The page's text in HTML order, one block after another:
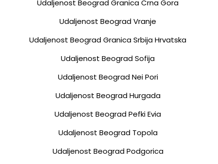
Udaljenost Beograd Granica Crna Gora
Udaljenost Beograd Vranje
Udaljenost Beograd Granica Srbija Hrvatska
Udaljenost Beograd Sofija
Udaljenost Beograd Nei Pori
Udaljenost Beograd Hurgada
Udaljenost Beograd Pefki Evia
Udaljenost Beograd Topola
Udaljenost Beograd Podgorica